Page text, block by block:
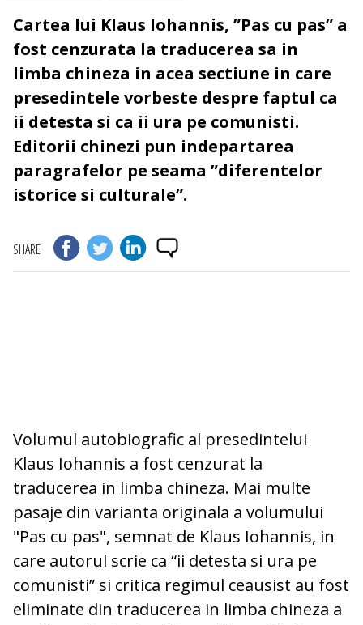
Cartea lui Klaus Iohannis, ”Pas cu pas” a
fost cenzurata la traducerea sa in
limba chineza in acea sectiune in care
presedintele vorbeste despre faptul ca
ii detesta si ca ii ura pe comunisti.
Editorii chinezi pun indepartarea
paragrafelor pe seama ”diferentelor
istorice si culturale”.
SHARE
Volumul autobiografic al presedintelui
Klaus Iohannis a fost cenzurat la
traducerea in limba chineza. Mai multe
pasaje din varianta originala a volumului
"Pas cu pas", semnat de Klaus Iohannis, in
care autorul scrie ca “ii detesta si ura pe
comunisti” si critica regimul ceausist au fost
eliminate din traducerea in limba chineza a